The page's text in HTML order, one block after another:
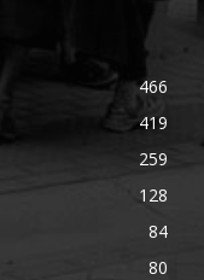
466
419
259
128
84
80